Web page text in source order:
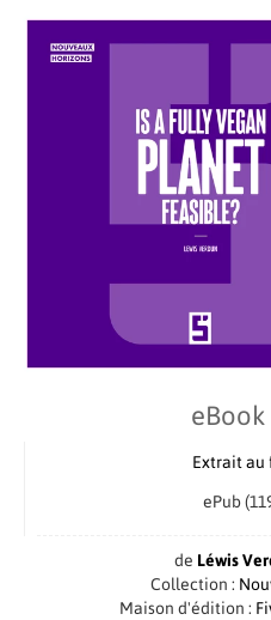
eBook
Extrait au
ePub
de Léwis
Collection :
Maison d'édition :